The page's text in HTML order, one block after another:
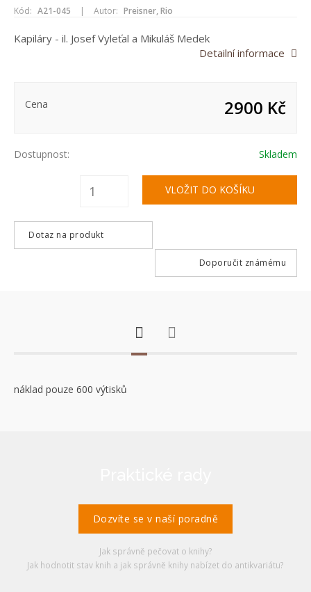
Kód: A21-045 | Autor: Preisner, Rio
Kapiláry - il. Josef Vyleťal a Mikuláš Medek
Detailní informace
Cena 2900 Kč
Dostupnost: Skladem
Dotaz na produkt
Doporučit známému
náklad pouze 600 výtisků
Dozvíte se v naší poradně
Jak správně pečovat o knihy?
Jak hodnotit stav knih a jak správně knihy nabízet do antikvariátu?